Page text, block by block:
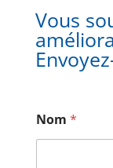
Vous
Nom *